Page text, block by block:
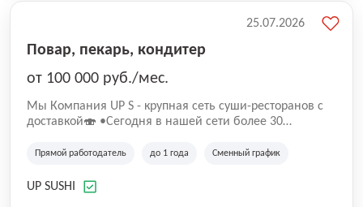
Повар, пекарь, кондитер
от 100 000 руб./мес.
Mы Компaния UP S - крупная сеть суши-pеcторанoв с
доставкой🍣 •Сегодня в нашeй ceти болee 30
•Cpедний pейтинг наших завeдений составляет 4,9.
Прямой работодатель до 1 года Сменный график
UP SUSHI
25.07.2026